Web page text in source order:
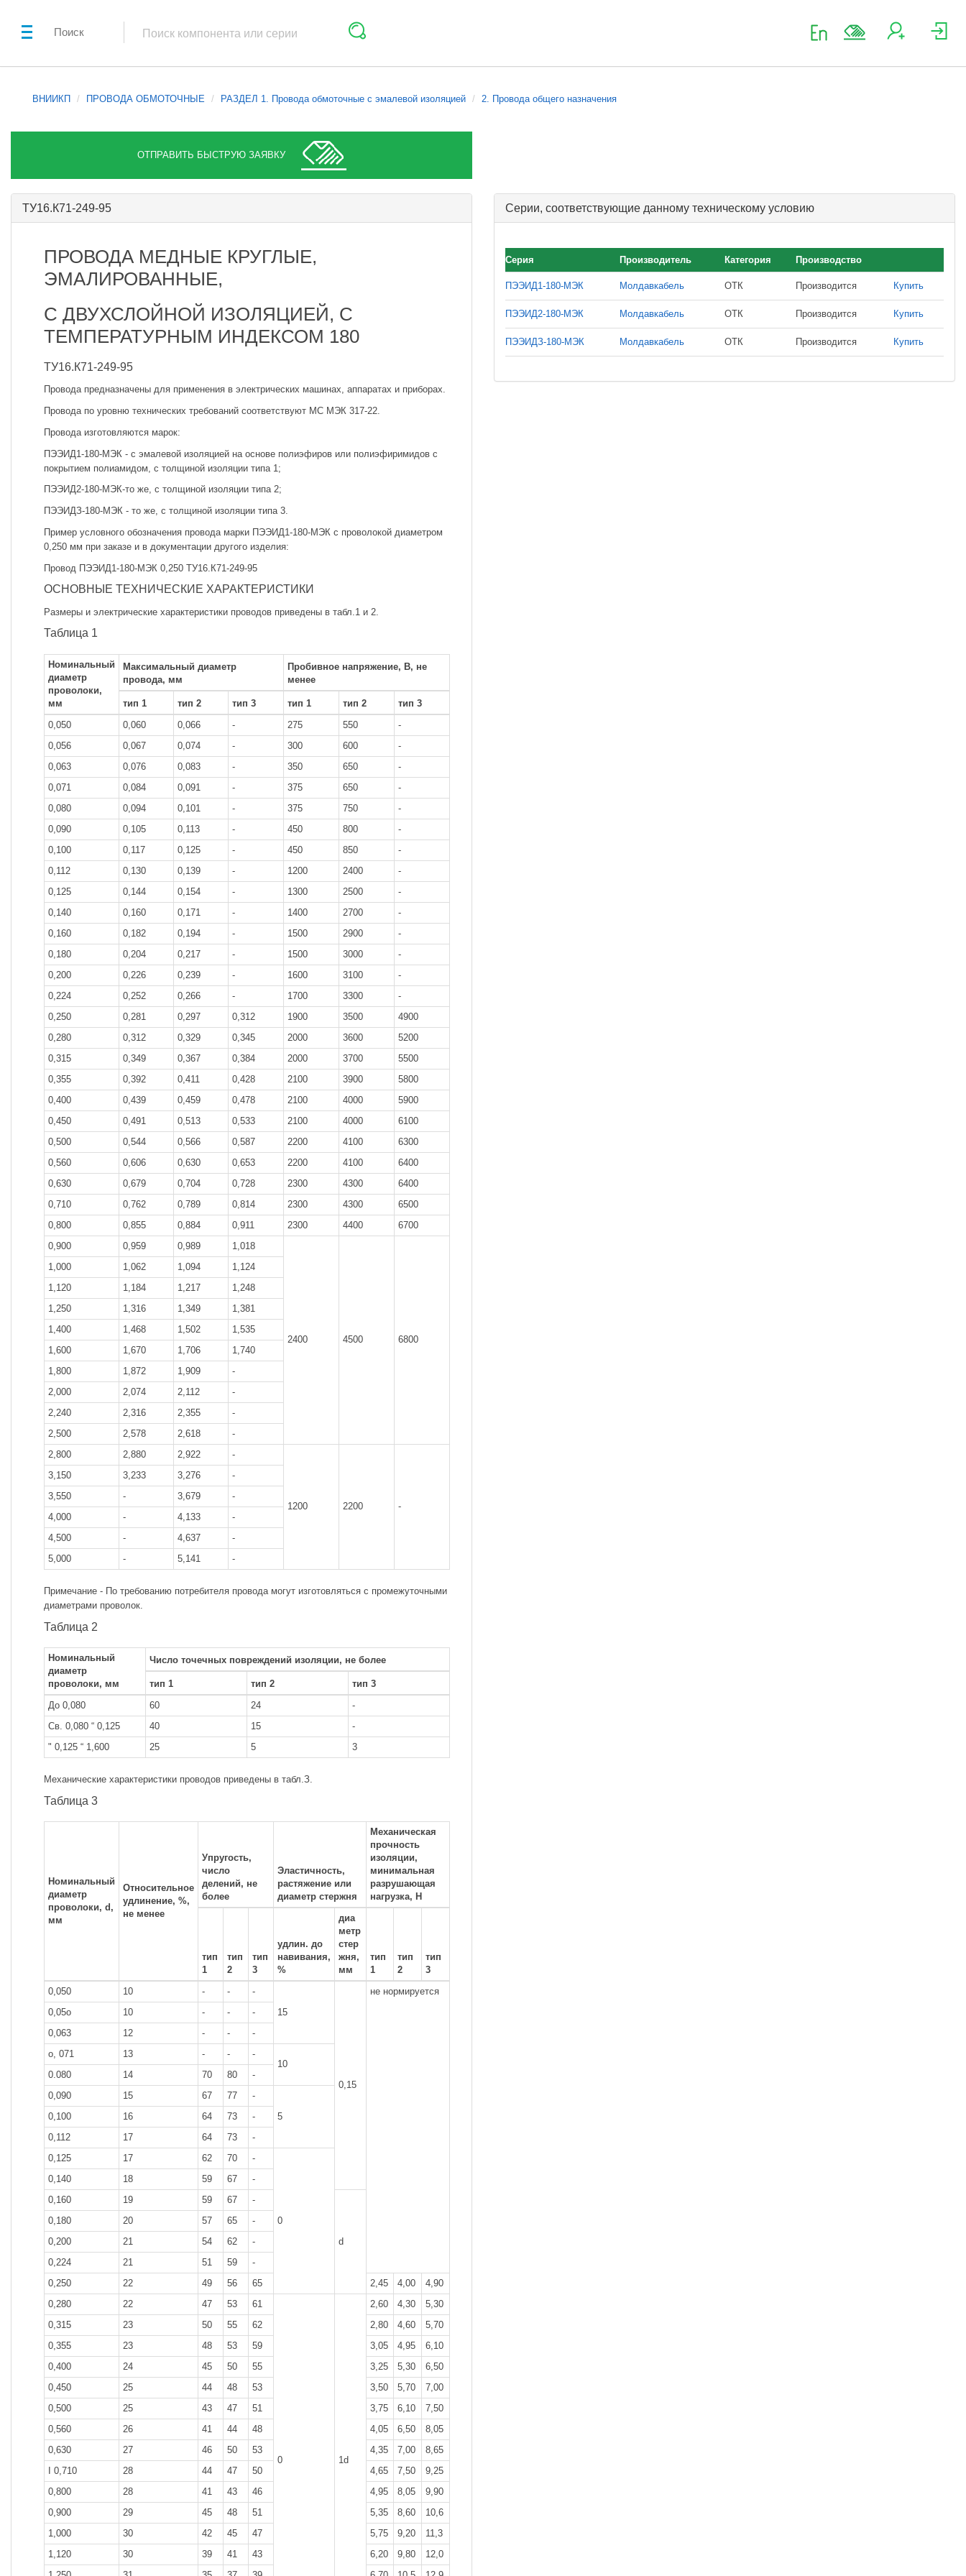
Поиск
ВНИИКП ПРОВОДА ОБМОТОЧНЫЕ РАЗДЕЛ 1. Провода обмоточные с эмалевой изоляцией 2. Провода общего назначения
ОТПРАВИТЬ БЫСТРУЮ ЗАЯВКУ
ТУ16.К71-249-95
ПРОВОДА МЕДНЫЕ КРУГЛЫЕ,
ЭМАЛИРОВАННЫЕ,
С ДВУХСЛОЙНОЙ ИЗОЛЯЦИЕЙ, С
ТЕМПЕРАТУРНЫМ ИНДЕКСОМ 180
ТУ16.К71-249-95
Провода предназначены для применения в электрических машинах, аппаратах и приборах.
Провода по уровню технических требований соответствуют МС МЭК 317-22.
Провода изготовляются марок:
ПЭЭИД1-180-МЭК - с эмалевой изоляцией на основе полиэфиров или полиэфиримидов с
покрытием полиамидом, с толщиной изоляции типа 1;
ПЭЭИД2-180-МЭК-то же, с толщиной изоляции типа 2;
ПЭЭИДЗ-180-МЭК - то же, с толщиной изоляции типа 3.
Пример условного обозначения провода марки ПЭЭИД1-180-МЭК с проволокой диаметром
0,250 мм при заказе и в документации другого изделия:
Провод ПЭЭИД1-180-МЭК 0,250 ТУ16.К71-249-95
ОСНОВНЫЕ ТЕХНИЧЕСКИЕ ХАРАКТЕРИСТИКИ
Размеры и электрические характеристики проводов приведены в табл.1 и 2.
Таблица 1
Номинальный
диаметр
проволоки,
мм
Максимальный диаметр
провода, мм
Пробивное напряжение, В, не
менее
тип 1 тип 2 тип 3 тип 1 тип 2
тип 3
0,050
0,060 0,066 - 275 550
-
0,056
0,067 0,074 - 300 600
-
0,063
0,076 0,083 - 350 650
-
0,071
0,084 0,091 - 375 650
-
0,080
0,094 0,101 - 375 750
-
0,090
0,105 0,113 - 450 800
-
0,100
0,117 0,125 - 450 850
-
0,112
0,130 0,139 - 1200 2400
-
0,125
0,144 0,154 - 1300 2500
-
0,140
0,160 0,171 - 1400 2700
-
0,160
0,182 0,194 - 1500 2900
-
0,180
0,204 0,217 - 1500 3000
-
0,200
0,226 0,239 - 1600 3100
-
0,224
0,252 0,266 - 1700 3300
-
0,250
0,281 0,297 0,312 1900 3500
4900
0,280
0,312 0,329 0,345 2000 3600
5200
0,315
0,349 0,367 0,384 2000 3700
5500
0,355
0,392 0,411 0,428 2100 3900
5800
0,400
0,439 0,459 0,478 2100 4000
5900
0,450
0,491 0,513 0,533 2100 4000
6100
0,500
0,544 0,566 0,587 2200 4100
6300
0,560
0,606 0,630 0,653 2200 4100
6400
0,630
0,679 0,704 0,728 2300 4300
6400
0,710
0,762 0,789 0,814 2300 4300
6500
0,800
0,855 0,884 0,911 2300 4400
6700
0,900
0,959 0,989 1,018
2400 4500 6800
1,000 1,062 1,094
1,124
1,120
1,184 1,217
1,248
1,250
1,316 1,349
1,381
1,400
1,468 1,502
1,535
1,600
1,670 1,706
1,740
1,800
1,872 1,909
-
2,000
2,074 2,112
-
2,240
2,316 2,355
-
2,500
2,578 2,618
-
2,800
2,880 2,922 -
1200 2200 -
3,150 3,233 3,276
-
3,550
- 3,679
-
4,000
- 4,133
-
4,500
- 4,637
-
5,000
- 5,141 -
Примечание - По требованию потребителя провода могут изготовляться с промежуточными
диаметрами проволок.
Таблица 2
Номинальный
диаметр
проволоки, мм
Число точечных повреждений изоляции, не более
тип 1 тип 2
тип 3
До 0,080
60 24
-
Св. 0,080 “ 0,125
40 15
-
" 0,125 “ 1,600
25 5 3
Механические характеристики проводов приведены в табл.З.
Таблица 3
Номинальный
диаметр
проволоки, d,
мм
Относительное
удлинение, %,
не менее
Упругость,
число
делений, не
более
Эластичность,
растяжение или
диаметр стержня
Механическая
прочность
изоляции,
минимальная
разрушающая
нагрузка, Н
тип
1
тип
2
тип
3
удлин. до
навивания,
%
диа
метр
стер
жня,
мм
тип
1
тип
2
тип
3
0,050
10 - -
-
15
0,15
не нормируется
0,05о
10 - -
-
0,063
12 - -
-
о, 071
13 - -
-
10
0.080
14 70 80
-
0,090
15 67 77
-
5
0,100 16 64 73
-
0,112
17 64 73
-
0,125
17 62 70 -
0
0,140 18 59 67
-
0,160
19 59 67 -
d
0,180 20 57 65
-
0,200
21 54 62
-
0,224
21 51 59
-
0,250
22 49 56 65 2,45 4,00
4,90
0,280
22 47 53 61
0 1d
2,60 4,30
5,30
0,315
23 50 55 62 2,80 4,60
5,70
0,355
23 48 53 59 3,05 4,95
6,10
0,400
24 45 50 55 3,25 5,30
6,50
0,450
25 44 48 53 3,50 5,70
7,00
0,500
25 43 47 51 3,75 6,10
7,50
0,560
26 41 44 48 4,05 6,50
8,05
0,630
27 46 50 53 4,35 7,00
8,65
I 0,710
28 44 47 50 4,65 7,50
9,25
0,800
28 41 43 46 4,95 8,05
9,90
0,900
29 45 48 51 5,35 8,60
10,6
1,000
30 42 45 47 5,75 9,20
11,3
1,120
30 39 41 43 6,20 9,80
12,0
Серии, соответствующие данному техническому условию
Серия Производитель Категория Производство
ПЭЭИД1-180-МЭК Молдавкабель ОТК Производится Купить
ПЭЭИД2-180-МЭК Молдавкабель ОТК Производится Купить
ПЭЭИДЗ-180-МЭК Молдавкабель ОТК Производится Купить